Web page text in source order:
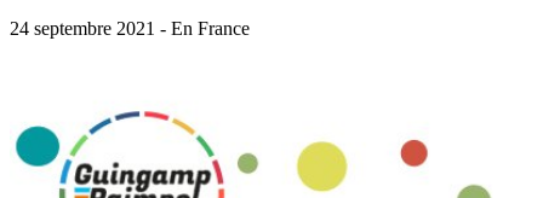
24 septembre 2021 - En France